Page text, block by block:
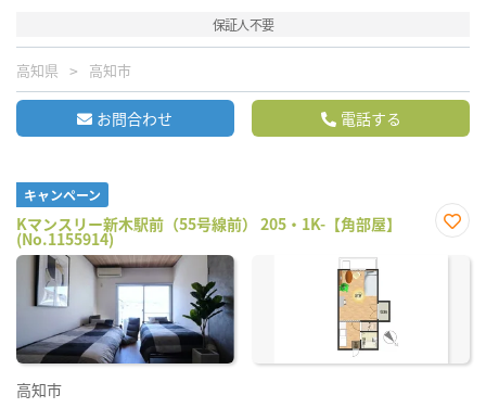
保証人不要
高知県 高知市
お問合わせ 電話する
キャンペーン
Kマンスリー新木駅前（55号線前） 205・1K-【角部屋】
(No.1155914)
に入
高知市